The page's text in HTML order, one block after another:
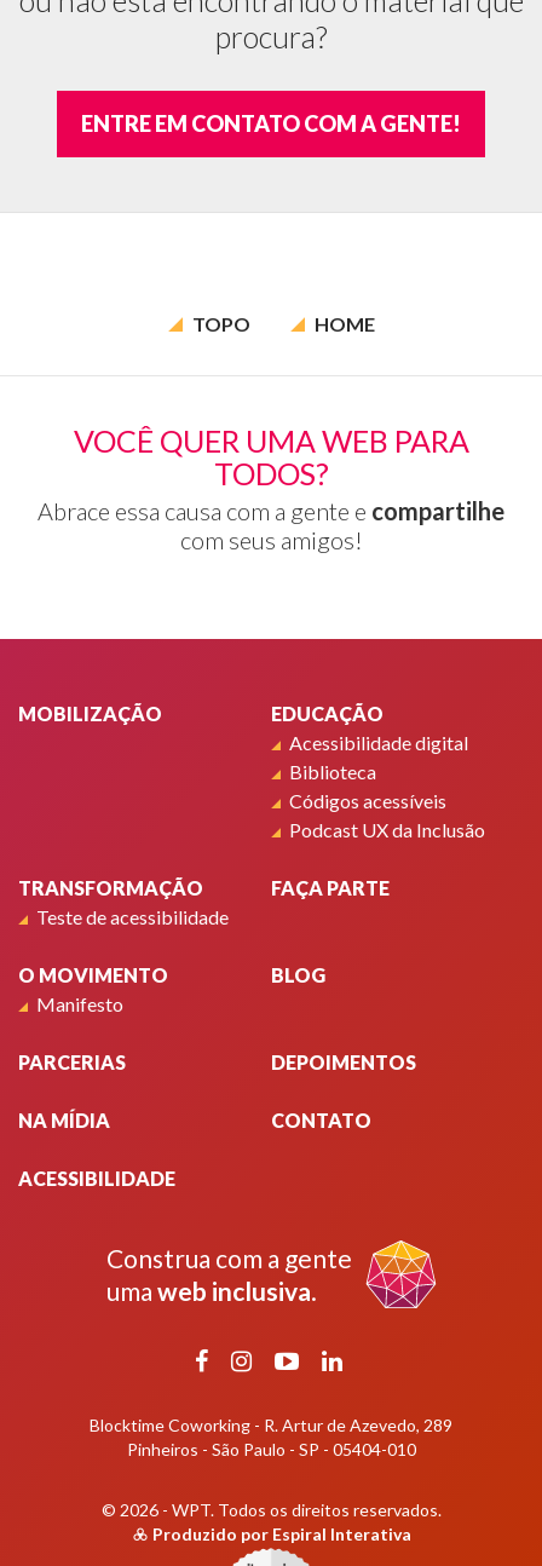
procura?
ENTRE EM CONTATO COM A GENTE!
TOPO HOME
VOCÊ QUER UMA WEB PARA
TODOS?
Abrace essa causa com a gente e compartilhe
com seus amigos!
MOBILIZAÇÃO
EDUCAÇÃO
Acessibilidade digital
Biblioteca
Códigos acessíveis
Podcast UX da Inclusão
TRANSFORMAÇÃO
Teste de acessibilidade
FAÇA PARTE
O MOVIMENTO
Manifesto
BLOG
PARCERIAS DEPOIMENTOS
NA MÍDIA CONTATO
ACESSIBILIDADE
Construa com a gente
uma web inclusiva.
Facebook
Instagram
YouTubeLinkedIn
Blocktime Coworking - R. Artur de Azevedo, 289
Pinheiros - São Paulo - SP - 05404-010
© 2026 - WPT. Todos os direitos reservados.
Produzido por Espiral Interativa